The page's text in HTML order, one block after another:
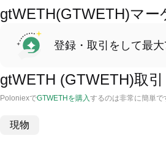
gtWETH(GTWETH)マー
登録・取引をして最
gtWETH (GTWETH)取引
PoloniexでGTWETHを購入するのは非常に簡単
現物